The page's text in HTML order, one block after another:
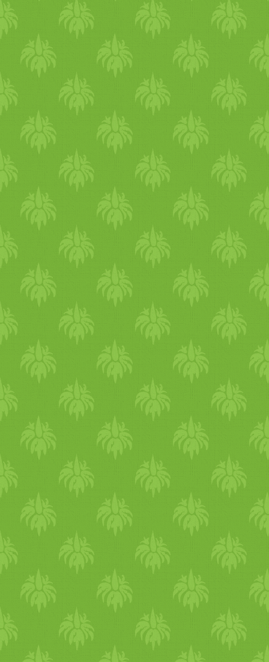
elmentünk az
állatokkal. Ámult-bámult,
állatokat. Estére
izgalomtól. Hát így telt
napunk! Boldog
szeretünk téged! Anya és
a végén a receptet! “Na,
össze nekem!” “Oh, la
“Húúú, ez egyre
házat! Ez egyre
vagy! Úgy szeretlek a sok
Az előke, ami kiállta a
palacsintatorta
Hozzávalók: Közepes
10 db): - 2 db érett
teljeskiörlésű tönkölyliszt
200 ml rizstej (zab- és
foszfátmentes sütőpor - 1/­­
kókuszzsír a sütéshez A
lesz belőle): - 1 db